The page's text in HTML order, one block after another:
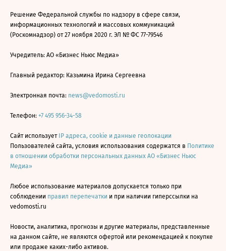
Решение Федеральной службы по надзору в сфере связи,
информационных технологий и массовых коммуникаций
(Роскомнадзор) от 27 ноября 2020 г. ЭЛ № ФС 77-79546
Учредитель: АО «Бизнес Ньюс Медиа»
Главный редактор: Казьмина Ирина Сергеевна
Электронная почта: news@vedomosti.ru
Телефон: +7 495 956-34-58
Сайт использует IP адреса, cookie и данные геолокации
Пользователей сайта, условия использования содержатся в Политике
в отношении обработки персональных данных АО «Бизнес Ньюс
Медиа»
Любое использование материалов допускается только при
соблюдении правил перепечатки и при наличии гиперссылки на
vedomosti.ru
Новости, аналитика, прогнозы и другие материалы, представленные
на данном сайте, не являются офертой или рекомендацией к покупке
или продаже каких-либо активов.